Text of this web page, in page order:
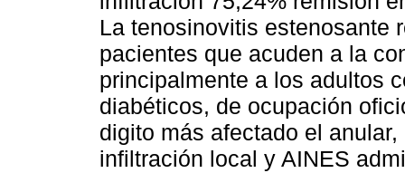
La tenosinovitis estenosante
pacientes que acuden a la
principalmente a los adultos
diabéticos, de ocupación
digito más afectado el
infiltración local y AINES